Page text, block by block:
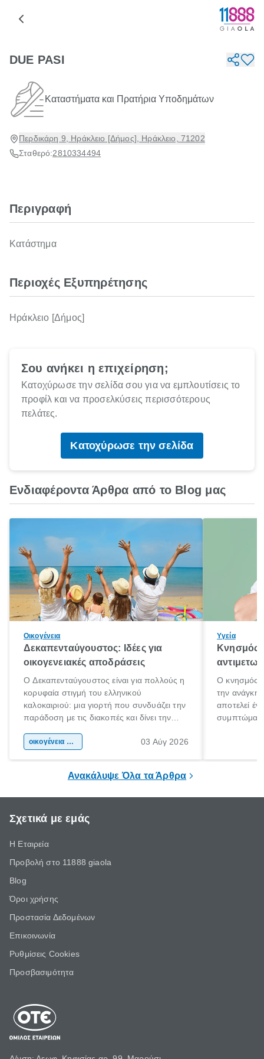
DUE PASI
Καταστήματα και Πρατήρια Υποδημάτων
Περδικάρη 9, Ηράκλειο [Δήμος], Ηράκλειο, 71202
Σταθερό:2810334494
Περιγραφή
Κατάστημα
Περιοχές Εξυπηρέτησης
Ηράκλειο [Δήμος]
Σου ανήκει η επιχείρηση;
Κατοχύρωσε την σελίδα σου για να εμπλουτίσεις το
προφίλ και να προσελκύσεις περισσότερους
πελάτες.
Κατοχύρωσε την σελίδα
Ενδιαφέροντα Άρθρα από το Blog μας
Οικογένεια
Δεκαπενταύγουστος: Ιδέες για
οικογενειακές αποδράσεις
Ο Δεκαπενταύγουστος είναι για πολλούς η
κορυφαία στιγμή του ελληνικού
καλοκαιριού: μια γιορτή που συνδυάζει την
παράδοση με τις διακοπές και δίνει την
χώρας. Είτε πρόκειται για λίγες μέρες
οικογένεια & παιδί 03 Αύγ 2026
Υγεία
Κνησμός:
Ο κνησμός
την ανάγκη
αποτελεί
Ανακάλυψε Όλα τα Άρθρα
Σχετικά με εμάς
Η Εταιρεία
Προβολή στο 11888 giaola
Blog
Όροι χρήσης
Προστασία Δεδομένων
Επικοινωνία
Ρυθμίσεις Cookies
Προσβασιμότητα